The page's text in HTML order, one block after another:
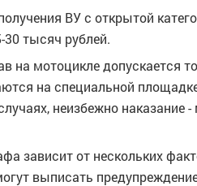
ВУ с открытой
30 тысяч рублей.
на мотоцикле допускается
на специальной
неизбежно
зависит от нескольких
выписать